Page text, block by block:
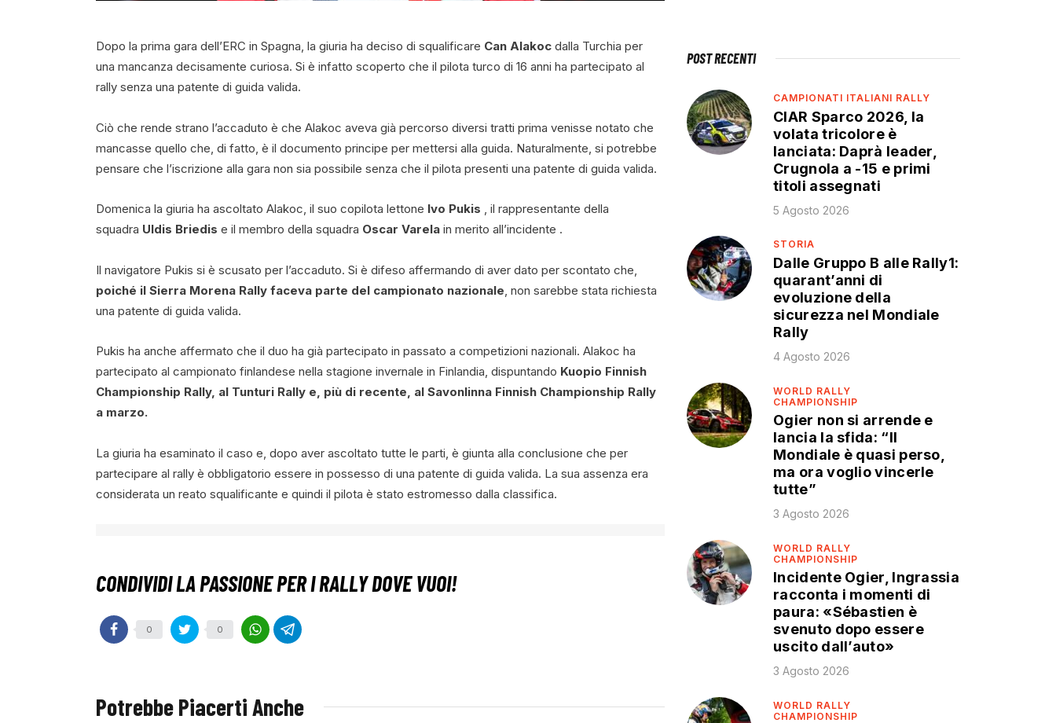
Dopo la prima gara dell’ERC in Spagna, la giuria ha deciso di squalificare Can Alakoc dalla Turchia per
una mancanza decisamente curiosa. Si è infatto scoperto che il pilota turco di 16 anni ha partecipato al
rally senza una patente di guida valida.
Ciò che rende strano l’accaduto è che Alakoc aveva già percorso diversi tratti prima venisse notato che
mancasse quello che, di fatto, è il documento principe per mettersi alla guida. Naturalmente, si potrebbe
pensare che l’iscrizione alla gara non sia possibile senza che il pilota presenti una patente di guida valida.
Domenica la giuria ha ascoltato Alakoc, il suo copilota lettone Ivo Pukis , il rappresentante della
squadra Uldis Briedis e il membro della squadra Oscar Varela in merito all’incidente .
Il navigatore Pukis si è scusato per l’accaduto. Si è difeso affermando di aver dato per scontato che,
poiché il Sierra Morena Rally faceva parte del campionato nazionale , non sarebbe stata richiesta
una patente di guida valida.
Pukis ha anche affermato che il duo ha già partecipato in passato a competizioni nazionali. Alakoc ha
partecipato al campionato finlandese nella stagione invernale in Finlandia, dispuntando Kuopio Finnish
Championship Rally, al Tunturi Rally e, più di recente, al Savonlinna Finnish Championship Rally
a marzo.
La giuria ha esaminato il caso e, dopo aver ascoltato tutte le parti, è giunta alla conclusione che per
partecipare al rally è obbligatorio essere in possesso di una patente di guida valida. La sua assenza era
considerata un reato squalificante e quindi il pilota è stato estromesso dalla classifica.
0 0
Potrebbe Piacerti Anche
POST RECENTI
CAMPIONATI ITALIANI RALLY
CIAR Sparco 2026, la
volata tricolore è
lanciata: Daprà leader,
Crugnola a -15 e primi
titoli assegnati
5 Agosto 2026
STORIA
Dalle Gruppo B alle Rally1:
quarant’anni di
evoluzione della
sicurezza nel Mondiale
Rally
4 Agosto 2026
WORLD RALLY
CHAMPIONSHIP
Ogier non si arrende e
lancia la sfida: “Il
Mondiale è quasi perso,
ma ora voglio vincerle
tutte”
3 Agosto 2026
WORLD RALLY
CHAMPIONSHIP
Incidente Ogier, Ingrassia
racconta i momenti di
paura: «Sébastien è
svenuto dopo essere
uscito dall’auto»
3 Agosto 2026
WORLD RALLY
CHAMPIONSHIP